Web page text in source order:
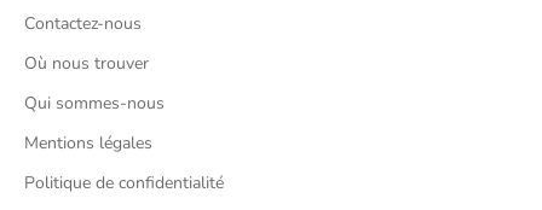
Contactez-nous
Où nous trouver
Qui sommes-nous
Mentions légales
Politique de confidentialité